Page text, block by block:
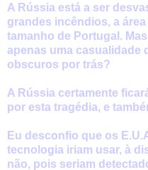
A Rússia está a ser
grandes incêndios, a
tamanho de Portugal.
apenas uma casualidade
obscuros por trás?
A Rússia certamente
por esta tragédia, e
Eu desconfio que os
tecnologia iriam usar, à
não, pois seriam